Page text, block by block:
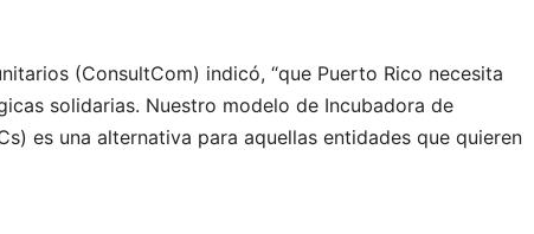
(ConsultCom) indicó, “que Puerto Rico necesita
solidarias. Nuestro modelo de Incubadora de
es una alternativa para aquellas entidades que quieren